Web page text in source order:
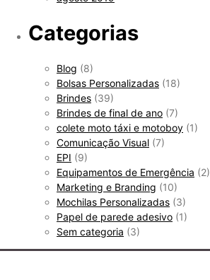
Categorias
Blog (8)
Bolsas Personalizadas (18)
Brindes (39)
Brindes de final de ano (7)
colete moto táxi e motoboy (1)
Comunicação Visual (7)
EPI (9)
Equipamentos de Emergência (2)
Marketing e Branding (10)
Mochilas Personalizadas (3)
Papel de parede adesivo (1)
Sem categoria (3)